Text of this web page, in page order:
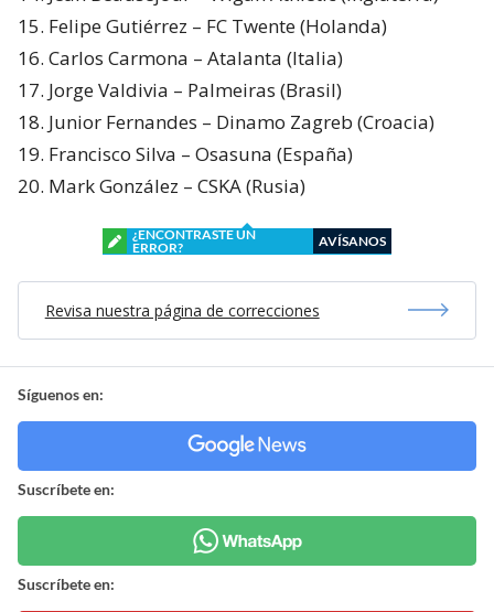
15. Felipe Gutiérrez – FC Twente (Holanda)
16. Carlos Carmona – Atalanta (Italia)
17. Jorge Valdivia – Palmeiras (Brasil)
18. Junior Fernandes – Dinamo Zagreb (Croacia)
19. Francisco Silva – Osasuna (España)
20. Mark González – CSKA (Rusia)
¿ENCONTRASTE UN
ERROR?
AVÍSANOS
Revisa nuestra página de correcciones
Síguenos en:
Suscríbete en:
Suscríbete en: